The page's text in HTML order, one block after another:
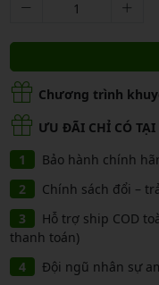
Chương trình
ƯU ĐÃI CHỈ CÓ TẠI
Bảo hành chính
Chính sách đổi –
Hỗ trợ ship COD
thanh toán)
Đội ngũ nhân sự